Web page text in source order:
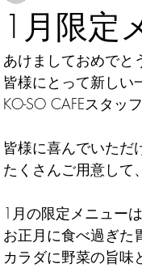
1月限定
あけましておめでと
皆様にとって新しい
KO-SO CAFEスタッ
皆様に喜んでいただ
たくさんご用意して
1月の限定メニューは
お正月に食べ過ぎた
カラダに野菜の旨味